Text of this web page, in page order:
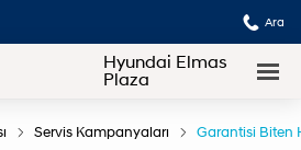
Ara
Hyundai Elmas
Plaza
Servis Kampanyaları Garantisi Biten